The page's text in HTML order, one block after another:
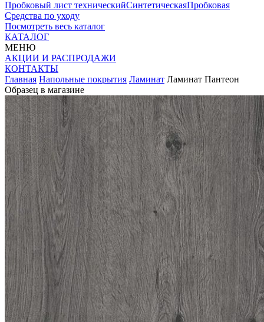
Пробковый лист техническийСинтетическаяПробковая
Средства по уходу
Посмотреть весь каталог
КАТАЛОГ
МЕНЮ
АКЦИИ И РАСПРОДАЖИ
КОНТАКТЫ
Главная Напольные покрытия Ламинат Ламинат Пантеон
Образец в магазине